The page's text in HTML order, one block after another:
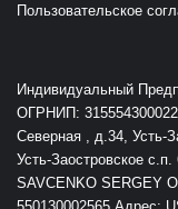
Пользовательское
Индивидуальный
ОГРНИП:
Северная , д.34, Усть-
Усть-Заостровское
SAVCENKO SERGEY